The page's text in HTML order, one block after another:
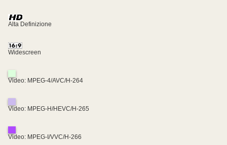
Alta Definizione
Widescreen
Video: MPEG-4/AVC/H-264
Video: MPEG-H/HEVC/H-265
Video: MPEG-I/VVC/H-266